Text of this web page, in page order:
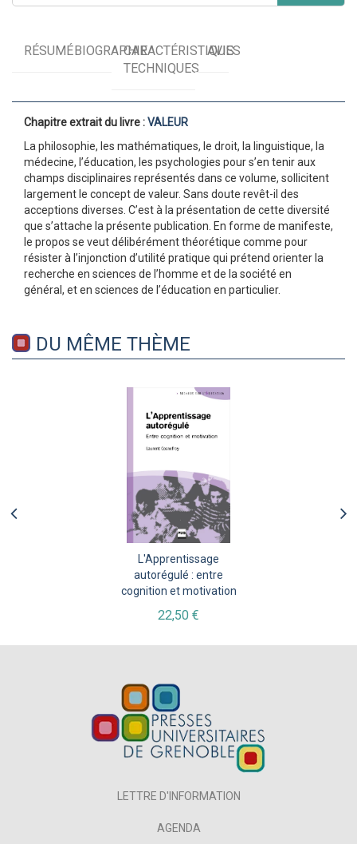
RÉSUMÉBIOGRAPHIECARACTÉRISTIQUES
TECHNIQUES
AVIS
Chapitre extrait du livre :VALEUR
La philosophie, les mathématiques, le droit, la linguistique, la
médecine, l’éducation, les psychologies pour s’en tenir aux
champs disciplinaires représentés dans ce volume, sollicitent
largement le concept de valeur. Sans doute revêt-il des
acceptions diverses. C’est à la présentation de cette diversité
que s’attache la présente publication. En forme de manifeste,
le propos se veut délibérément théorétique comme pour
résister à l’injonction d’utilité pratique qui prétend orienter la
recherche en sciences de l’homme et de la société en
général, et en sciences de l’éducation en particulier.
DU MÊME THÈME
L'Apprentissage
autorégulé : entre
cognition et motivation
22,50 €
LETTRE D'INFORMATION
AGENDA